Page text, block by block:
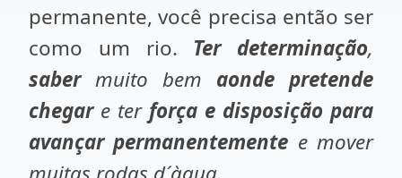
permanente, você precisa então ser
como um rio. Ter determinação,
saber muito bem aonde pretende
chegar e ter força e disposição para
avançar permanentemente e mover